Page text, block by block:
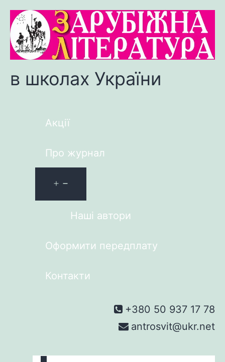
в школах України
Акції
Про журнал
Наші автори
Оформити передплату
Контакти
+380 50 937 17 78
antrosvit@ukr.net